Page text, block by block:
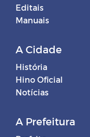
Editais
Manuais
A Cidade
História
Hino Oficial
Notícias
A Prefeitura